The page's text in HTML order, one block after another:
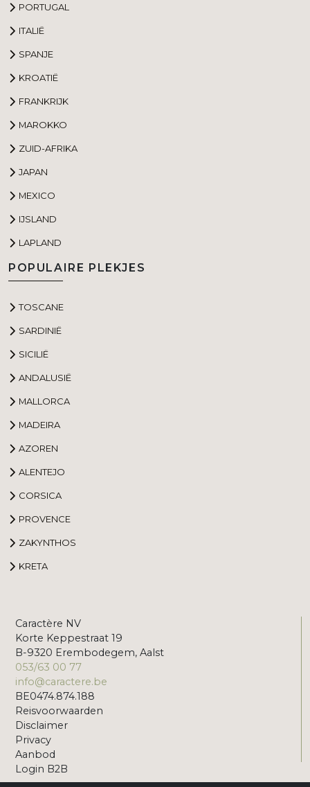
PORTUGAL
ITALIË
SPANJE
KROATIË
FRANKRIJK
MAROKKO
ZUID-AFRIKA
JAPAN
MEXICO
IJSLAND
LAPLAND
POPULAIRE PLEKJES
TOSCANE
SARDINIË
SICILIË
ANDALUSIË
MALLORCA
MADEIRA
AZOREN
ALENTEJO
CORSICA
PROVENCE
ZAKYNTHOS
KRETA
Caractère NV
Korte Keppestraat 19
B-9320 Erembodegem, Aalst
053/63 00 77
info@caractere.be
BE0474.874.188
Reisvoorwaarden
Disclaimer
Privacy
Aanbod
Login B2B